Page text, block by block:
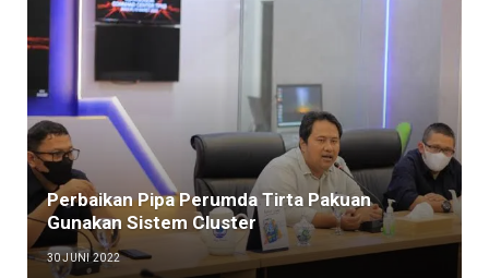
Perbaikan Pipa Perumda Tirta Pakuan
Gunakan Sistem Cluster
30 JUNI 2022